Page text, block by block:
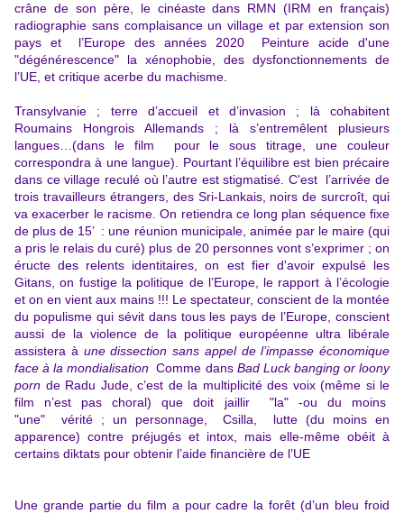
crâne de son père, le cinéaste dans RMN (IRM en français)
radiographie sans complaisance un village et par extension son
pays et l’Europe des années 2020 Peinture acide d'une
"dégénérescence" la xénophobie, des dysfonctionnements de
l’UE, et critique acerbe du machisme.
Transylvanie ; terre d’accueil et d’invasion ; là cohabitent
Roumains Hongrois Allemands ; là s’entremêlent plusieurs
langues…(dans le film pour le sous titrage, une couleur
correspondra à une langue). Pourtant l’équilibre est bien précaire
dans ce village reculé où l’autre est stigmatisé. C'est l’arrivée de
trois travailleurs étrangers, des Sri-Lankais, noirs de surcroît, qui
va exacerber le racisme. On retiendra ce long plan séquence fixe
de plus de 15’ : une réunion municipale, animée par le maire (qui
a pris le relais du curé) plus de 20 personnes vont s’exprimer ; on
éructe des relents identitaires, on est fier d'avoir expulsé les
Gitans, on fustige la politique de l’Europe, le rapport à l’écologie
et on en vient aux mains !!! Le spectateur, conscient de la montée
du populisme qui sévit dans tous les pays de l’Europe, conscient
aussi de la violence de la politique européenne ultra libérale
assistera à une dissection sans appel de l’impasse économique
face à la mondialisationComme dans Bad Luck banging or loony
porn de Radu Jude, c’est de la multiplicité des voix (même si le
film n’est pas choral) que doit jaillir "la" -ou du moins
"une" vérité ; un personnage, Csilla, lutte (du moins en
apparence) contre préjugés et intox, mais elle-même obéit à
certains diktats pour obtenir l’aide financière de l’UE
Une grande partie du film a pour cadre la forêt (d’un bleu froid